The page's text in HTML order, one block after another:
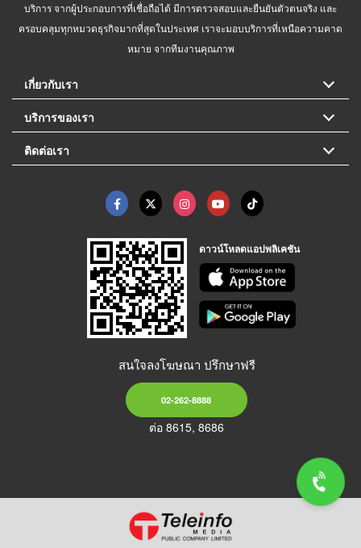
บริการ จากผู้ประกอบการที่เชื่อถือได้ มีการตรวจสอบและยืนยันตัวตนจริง และ
ครอบคลุมทุกหมวดธุรกิจมากที่สุดในประเทศ เราจะมอบบริการที่เหนือความคาด
หมาย จากทีมงานคุณภาพ
เกี่ยวกับเรา
บริการของเรา
ติดต่อเรา
ดาวน์โหลดแอปพลิเคชัน
สนใจลงโฆษณา ปรึกษาฟรี
02-262-8888
ต่อ 8615, 8686